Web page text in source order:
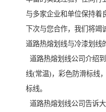
与多家企业和单位保持着
下次与您合作，我们将竭
道路热熔划线与冷漆划线
道路热熔划线公司介绍
线(常温)，彩色防滑标线
标线。
道路热熔划线公司告诉